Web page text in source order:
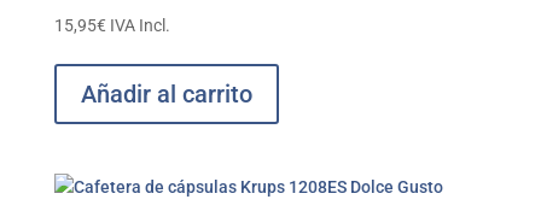
15,95€ IVA Incl.
Añadir al carrito